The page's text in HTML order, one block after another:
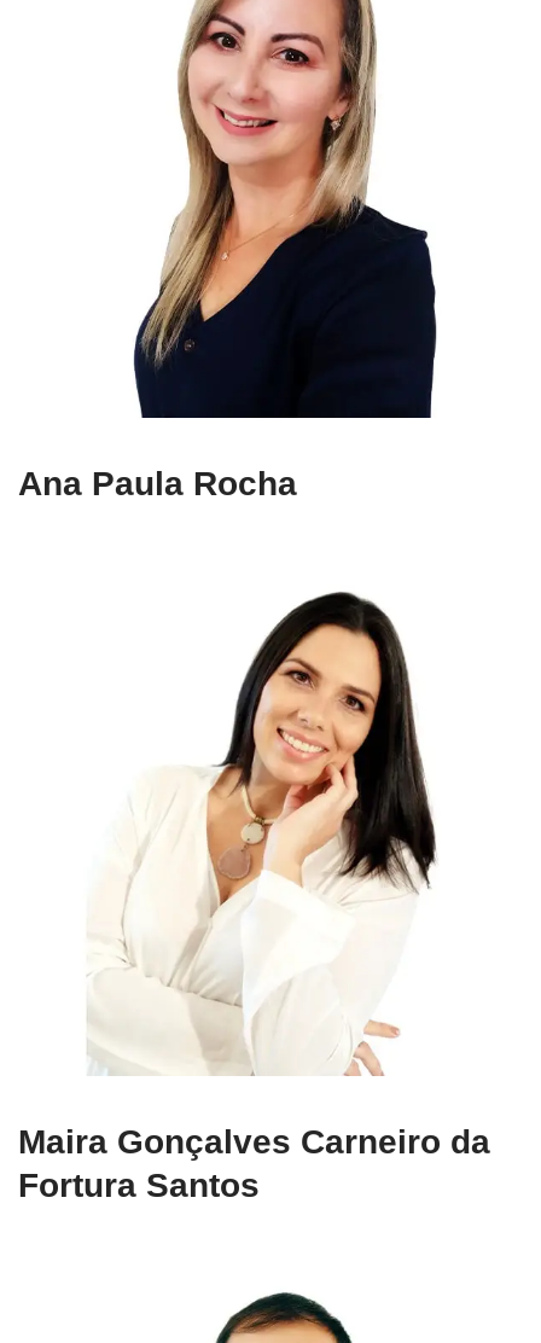
Ana Paula Rocha
Maira Gonçalves Carneiro da
Fortura Santos